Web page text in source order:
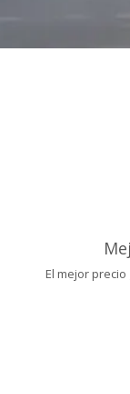
El mejor